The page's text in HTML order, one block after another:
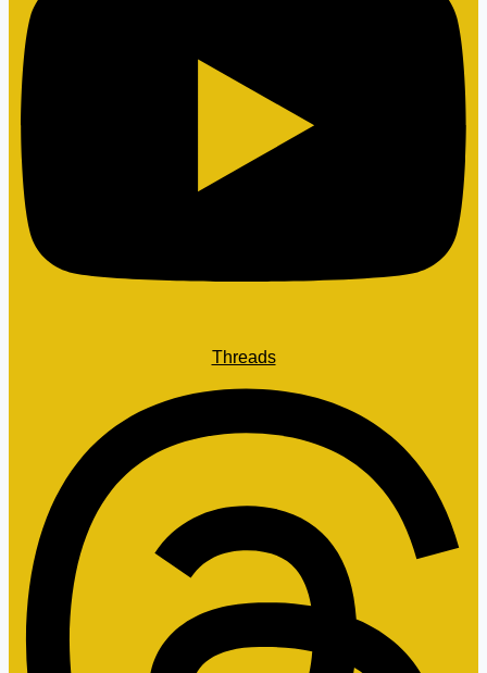
Threads